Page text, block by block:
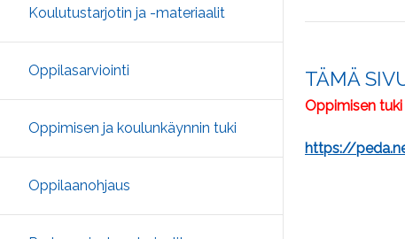
TÄMÄ
Oppimisen
https://
Koulutustarjotin ja -materiaalit
Oppilasarviointi
Oppimisen ja koulunkäynnin tuki
Oppilaanohjaus